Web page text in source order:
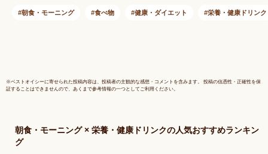
康飲料 茶 韓国茶 韓
リー・マ
ダイエッ
朝食・モーニング 食べ物 健康・ダイエット 栄養・健康ドリンク
※ベストオイシーに寄せられた投稿内容は、投稿者の主観的な感想・コメントを含みます。 投稿の信憑性・正確性を保
証することはできませんので、あくまで参考情報の一つとしてご利用ください。
朝食・モーニング × 栄養・健康ドリンクの人気おすすめランキン
グ